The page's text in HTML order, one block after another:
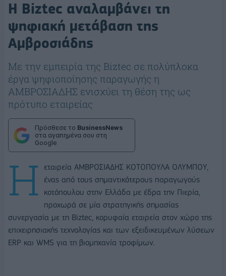
H Biztec αναλαμβάνει τη
ψηφιακή μετάβαση της
Αμβροσιάδης
Με την εμπειρία της Biztec σε πολύπλοκα
έργα ψηφιοποίησης παραγωγής η
ΑΜΒΡΟΣΙΑΔΗΣ ενισχύει τη θέση της ως
πρότυπο εταιρείας
Πρόσθεσε το BusinessNews
στα αγαπημένα σου στη
Google
Η
εταιρεία ΑΜΒΡΟΣΙΑΔΗΣ ΚΟΤΟΠΟΥΛΑ ΟΛΥΜΠΟΥ,
ένας από τους σημαντικότερους παραγωγούς
κοτόπουλου στην Ελλάδα με έδρα την Πιερία,
προχωρά σε μία στρατηγικής σημασίας
συνεργασία με τη Biztec, κορυφαία εταιρεία στον χώρο της
επιχειρησιακής τεχνολογίας και των εξειδικευμένων λύσεων
ERP και WMS για τη βιομηχανία τροφίμων.